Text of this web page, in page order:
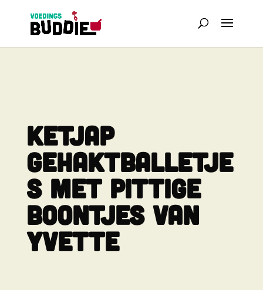
KETJAP
GEHAKTBALLETJE
S MET PITTIGE
BOONTJES VAN
YVETTE